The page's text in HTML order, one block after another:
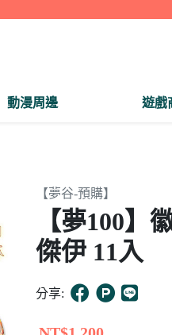
動漫周邊 遊戲
【夢谷-預購】
【夢100】
傑伊 11入
分享: